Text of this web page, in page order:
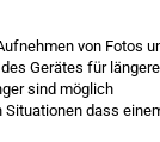
von Fotos
Gerätes für
sind möglich
Situationen dass